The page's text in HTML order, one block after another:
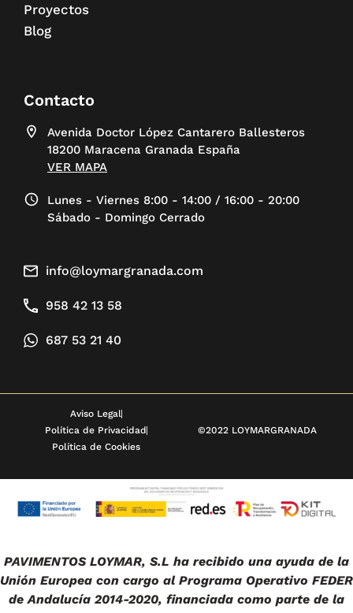
Proyectos
Blog
Contacto
Avenida Doctor López Cantarero Ballesteros
18200 Maracena Granada España
VER MAPA
Lunes - Viernes 8:00 - 14:00 / 16:00 - 20:00
Sábado - Domingo Cerrado
info@loymargranada.com
958 42 13 58
687 53 21 40
Aviso Legal
Política de Privacidad
Política de Cookies
©2022 LOYMARGRANADA
PAVIMENTOS LOYMAR, S.L ha recibido una ayuda de la
Unión Europea con cargo al Programa Operativo FEDER
de Andalucía 2014-2020, financiada como parte de la